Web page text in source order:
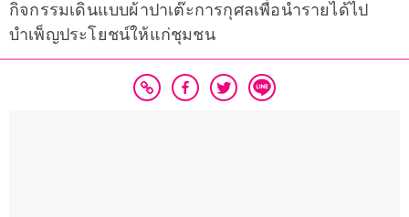
กิจกรรมเดินแบบผ้าปาเต๊ะการกุศลเพื่อนำรายได้ไป
บำเพ็ญประโยชน์ให้แก่ชุมชน